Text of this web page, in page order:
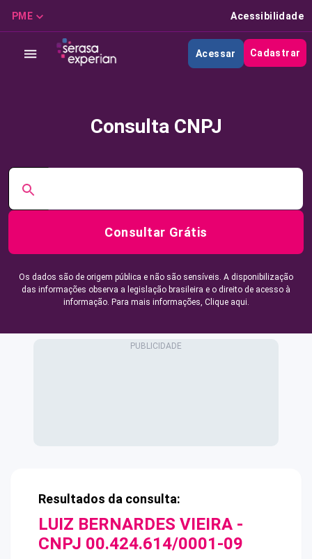
PME Acessibilidade
Acessar Cadastrar
Consulta CNPJ
Consultar Grátis
Os dados são de origem pública e não são sensíveis. A disponibilização
das informações observa a legislação brasileira e o direito de acesso à
informação. Para mais informações, Clique aqui.
Resultados da consulta:
LUIZ BERNARDES VIEIRA -
CNPJ 00.424.614/0001-09